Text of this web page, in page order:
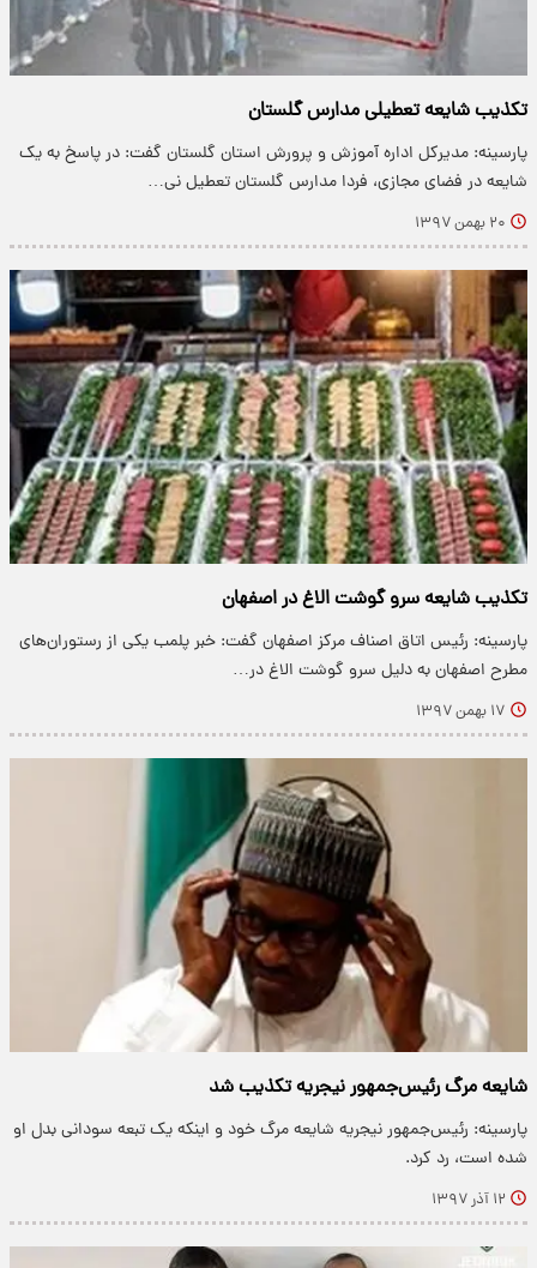
تکذیب شایعه تعطیلی مدارس گلستان
پارسینه: مدیرکل اداره آموزش و پرورش استان گلستان گفت: در پاسخ به یک
شایعه در فضای مجازی، فردا مدارس گلستان تعطیل نی…
۲۰ بهمن ۱۳۹۷
تکذیب شایعه سرو گوشت الاغ در اصفهان
پارسینه: رئیس اتاق اصناف مرکز اصفهان گفت: خبر پلمب یکی از رستوران‌های
مطرح اصفهان به دلیل سرو گوشت الاغ در…
۱۷ بهمن ۱۳۹۷
شایعه مرگ رئیس‌جمهور نیجریه تکذیب شد
پارسینه: رئیس‌جمهور نیجریه شایعه مرگ خود و اینکه یک تبعه سودانی بدل او
شده است، رد کرد.
۱۲ آذر ۱۳۹۷